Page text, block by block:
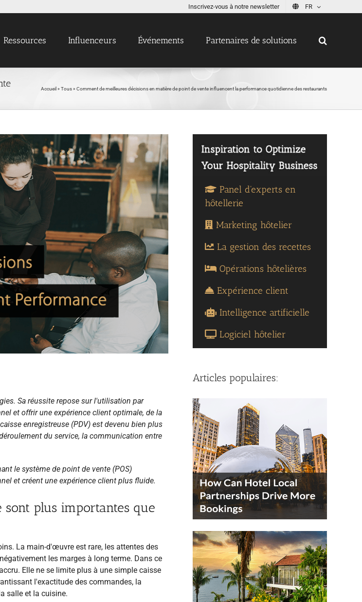
Inscrivez-vous à notre newsletter FR
Ressources Influenceurs Événements Partenaires de solutions
Accueil » Tous» Comment de meilleures décisions en matière de point de vente influencent la performance quotidienne des restaurants
Sa réussite repose sur l'utilisation par
et offrir une expérience client optimale, de la
enregistreuse (PDV) est devenu bien plus
du service, la communication entre
le système de point de vente (POS)
et créent une expérience client plus fluide.
plus importantes que
La main-d'œuvre est rare, les attentes des
les marges à long terme. Dans ce
Elle ne se limite plus à une simple caisse
l'exactitude des commandes, la
salle et la cuisine.
Panel d'experts en
hôtellerie
Marketing hôtelier
La gestion des recettes
Opérations hôtelières
Expérience client
Intelligence artificielle
Logiciel hôtelier
Articles populaires: